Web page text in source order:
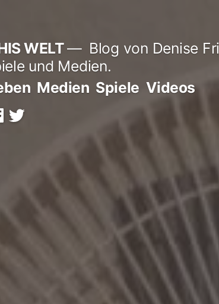
WELT
Blog von Denise
und Medien.
Medien Spiele Videos
Twitter